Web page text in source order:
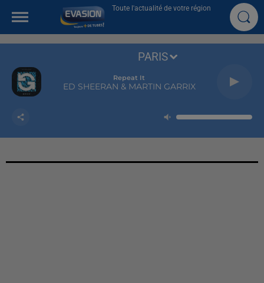
Toute l'actualité de votre région
Repeat It
ED SHEERAN & MARTIN GARRIX
PARIS